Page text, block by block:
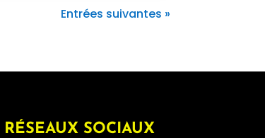
Entrées suivantes »
SOCIAUX